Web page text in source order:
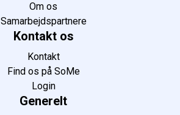
Om os
Samarbejdspartnere
Kontakt os
Kontakt
Find os på SoMe
Login
Generelt